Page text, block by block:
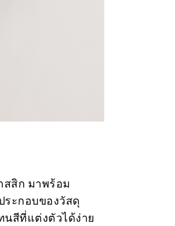
สิก มาพร้อม
ะกอบของวัสดุ
นสีที่แต่งตัวได้ง่าย